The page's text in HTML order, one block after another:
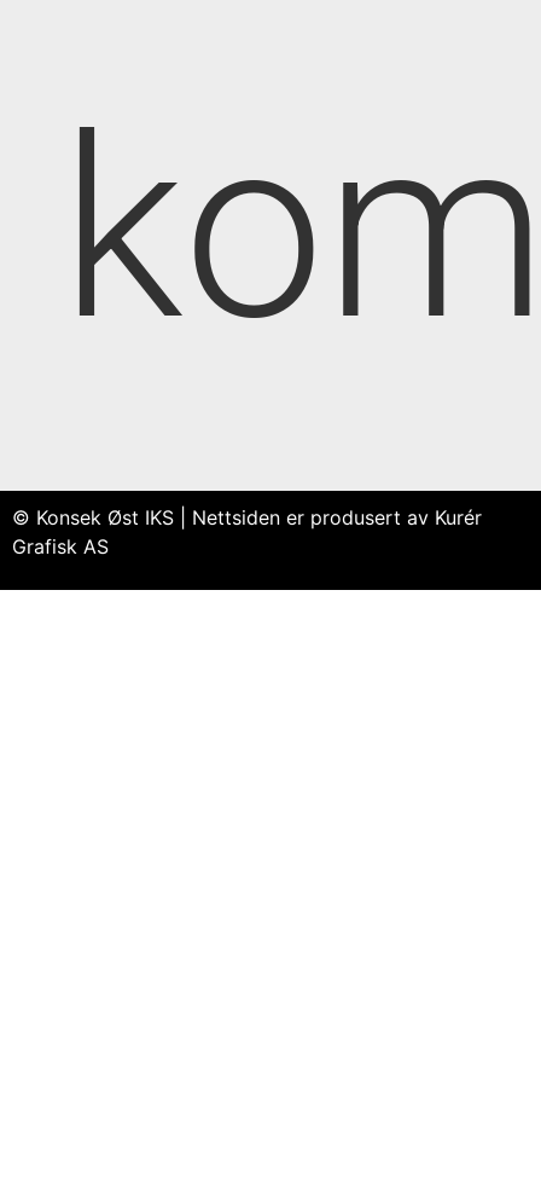
© Konsek Øst IKS | Nettsiden er produsert av Kurér
Grafisk AS